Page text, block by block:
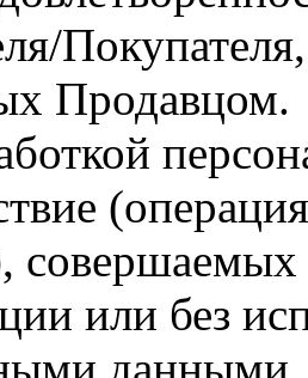
Продавцом.
совершаемых
или без